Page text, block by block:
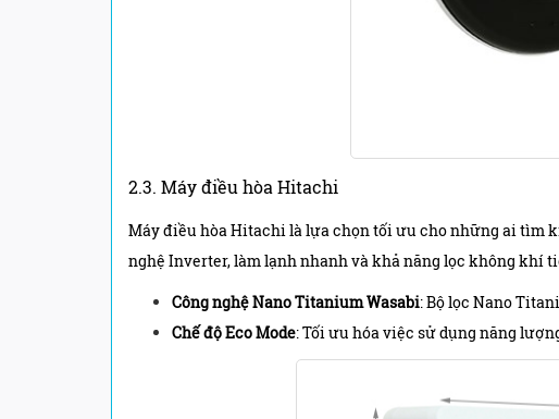
2.3. Máy điều hòa Hitachi
Máy điều hòa Hitachi là lựa chọn tối ưu cho những ai tìm
nghệ Inverter, làm lạnh nhanh và khả năng lọc không khí
Công nghệ Nano Titanium Wasabi: Bộ lọc Nano
Chế độ Eco Mode: Tối ưu hóa việc sử dụng năng